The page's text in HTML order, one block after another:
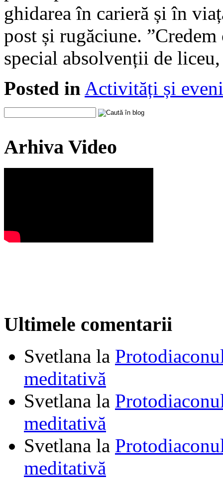
ghidarea în carieră și în
post și rugăciune.
special absolvenții de
Posted in Activități și
Arhiva Video
Ultimele comentarii
Svetlana la
meditativă
Svetlana la
meditativă
Svetlana la
meditativă